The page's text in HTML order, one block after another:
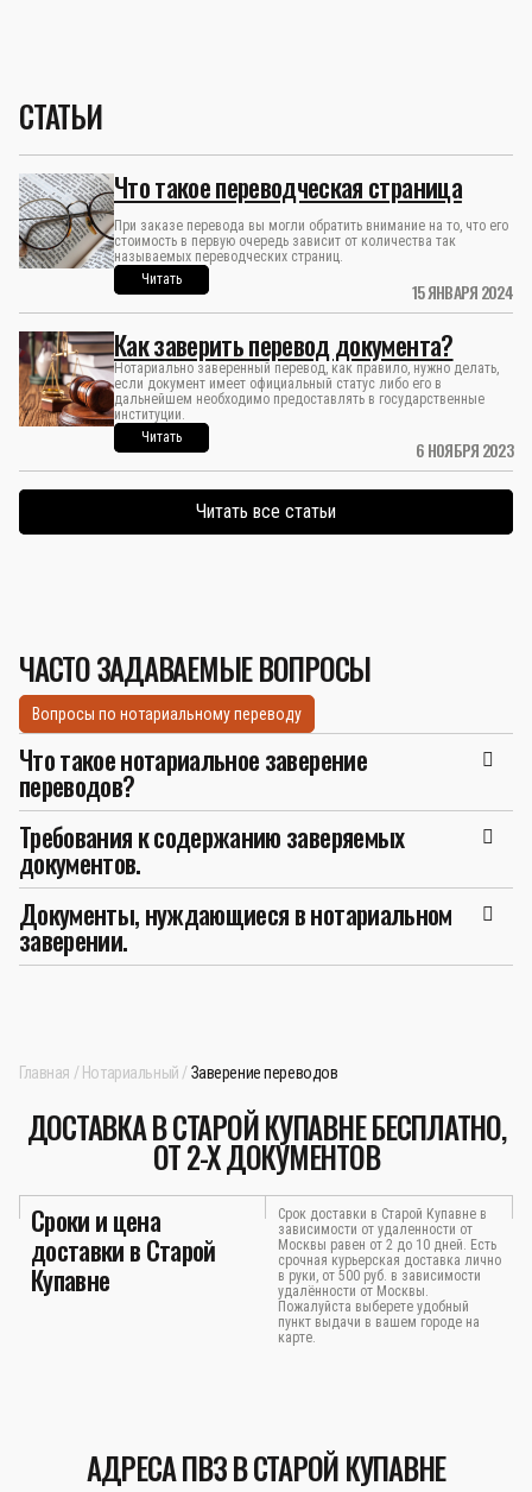
СТАТЬИ
15 ЯНВАРЯ 2024
Что такое переводческая страница
При заказе перевода вы могли обратить внимание на то, что его
стоимость в первую очередь зависит от количества так
называемых переводческих страниц.
Читать
6 НОЯБРЯ 2023
Как заверить перевод документа?
Нотариально заверенный перевод, как правило, нужно делать,
если документ имеет официальный статус либо его в
дальнейшем необходимо предоставлять в государственные
институции.
Читать
Читать все статьи
ЧАСТО ЗАДАВАЕМЫЕ ВОПРОСЫ
Вопросы по нотариальному переводу
Что такое нотариальное заверение
переводов?
Требования к содержанию заверяемых
документов.
Документы, нуждающиеся в нотариальном
заверении.
Главная Нотариальный Заверение переводов
ДОСТАВКА В СТАРОЙ КУПАВНЕ БЕСПЛАТНО,
ОТ 2-Х ДОКУМЕНТОВ
Сроки и цена
доставки в Старой
Купавне
Срок доставки в Старой Купавне в
зависимости от удаленности от
Москвы равен от 2 до 10 дней. Есть
срочная курьерская доставка лично
в руки, от 500 руб. в зависимости
удалённости от Москвы.
Пожалуйста выберете удобный
пункт выдачи в вашем городе на
карте.
АДРЕСА ПВЗ В СТАРОЙ КУПАВНЕ